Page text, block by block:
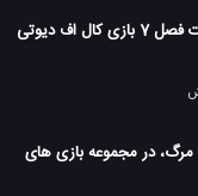
تغییرات و خصوصیات فصل 7 بازی کال اف دیوتی
در مجموعه بازی های